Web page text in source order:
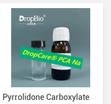
Pyrrolidone Carboxylate